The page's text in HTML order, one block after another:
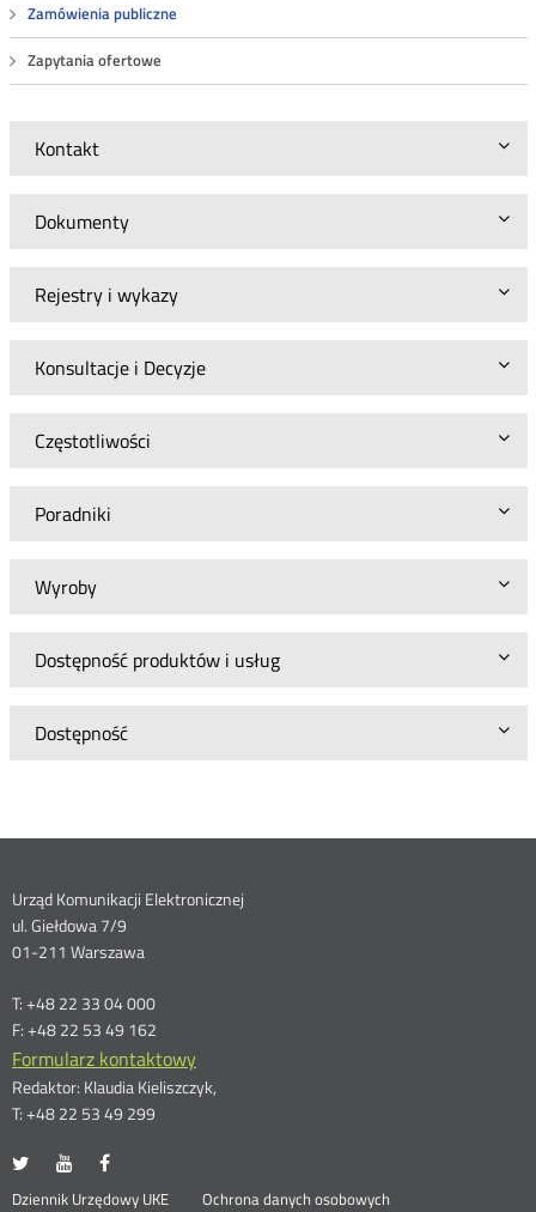
Zamówienia publiczne
Zapytania ofertowe
Kontakt
Dokumenty
Rejestry i wykazy
Konsultacje i Decyzje
Częstotliwości
Poradniki
Wyroby
Dostępność produktów i usług
Dostępność
Dane
kontaktowe
Urząd Komunikacji Elektronicznej
ul. Giełdowa 7/9
01-211 Warszawa
T: +48 22 33 04 000
F: +48 22 53 49 162
Formularz kontaktowy
Redaktor: Klaudia Kieliszczyk,
T: +48 22 53 49 299
UKE
portalu
Otwórz
nowym
UKE
portalu
Otwórz
nowymportalu
nowym
Dziennik Urzędowy UKE Otwórz
Ochrona danych osobowych